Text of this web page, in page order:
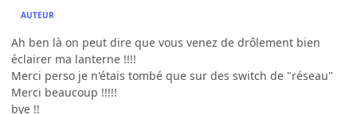
AUTEUR
Ah ben là on peut dire que vous venez de drôlement bien
éclairer ma lanterne !!!!
Merci perso je n'étais tombé que sur des switch de "réseau"
Merci beaucoup !!!!!
bye !!